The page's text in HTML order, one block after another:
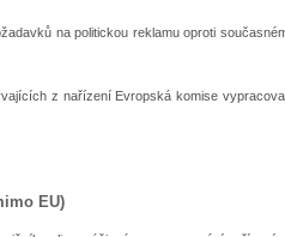
na politickou reklamu oproti
z nařízení Evropská komise
EU)